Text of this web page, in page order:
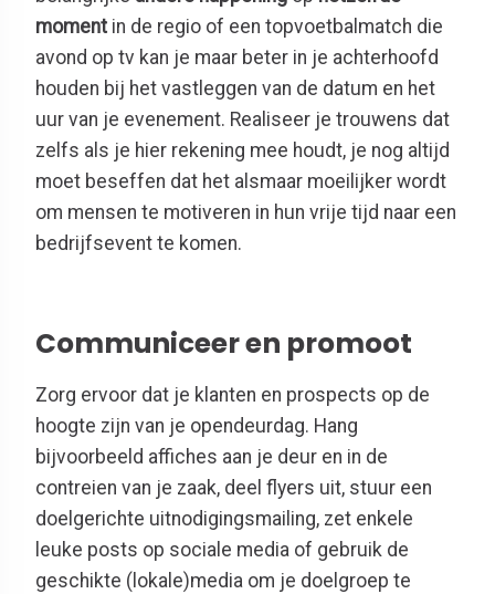
moment in de regio of een topvoetbalmatch die
avond op tv kan je maar beter in je achterhoofd
houden bij het vastleggen van de datum en het
uur van je evenement. Realiseer je trouwens dat
zelfs als je hier rekening mee houdt, je nog altijd
moet beseffen dat het alsmaar moeilijker wordt
om mensen te motiveren in hun vrije tijd naar een
bedrijfsevent te komen.
Communiceer en promoot
Zorg ervoor dat je klanten en prospects op de
hoogte zijn van je opendeurdag. Hang
bijvoorbeeld affiches aan je deur en in de
contreien van je zaak, deel flyers uit, stuur een
doelgerichte uitnodigingsmailing, zet enkele
leuke posts op sociale media of gebruik de
geschikte (lokale)media om je doelgroep te